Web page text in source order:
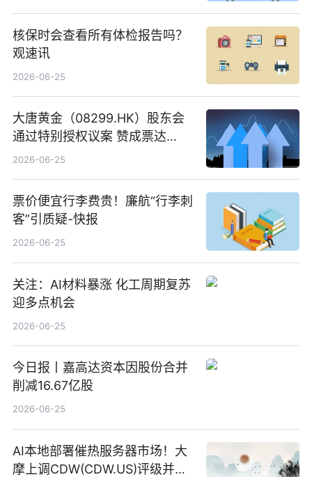
核保时会查看所有体检报告吗？
观速讯
2026-06-25
大唐黄金（08299.HK）股东会
通过特别授权议案 赞成票达
100%_新动态
2026-06-25
票价便宜行李费贵！廉航“行李刺
客”引质疑-快报
2026-06-25
关注：AI材料暴涨 化工周期复苏
迎多点机会
2026-06-25
今日报丨嘉高达资本因股份合并
削减16.67亿股
2026-06-25
AI本地部署催热服务器市场！大
摩上调CDW(CDW.US)评级并看